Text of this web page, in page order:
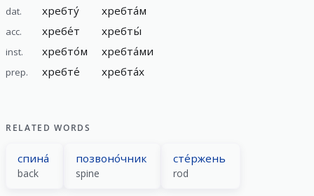
dat. хребту́ хребта́м
acc. хребе́т хребты́
inst. хребто́м хребта́ми
prep. хребте́ хребта́х
RELATED WORDS
спина́
back
позвоно́чник
spine
сте́ржень
rod